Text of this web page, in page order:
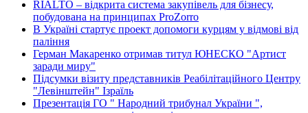
RIALTO – відкрита система закупівель для бізнесу,
побудована на принципах ProZorro
В Україні стартує проект допомоги курцям у відмові від
паління
Герман Макаренко отримав титул ЮНЕСКО "Артист
заради миру"
Підсумки візиту представників Реабілітаційного Центру
"Левінштейн" Ізраїль
Презентація ГО " Народний трибунал України ",